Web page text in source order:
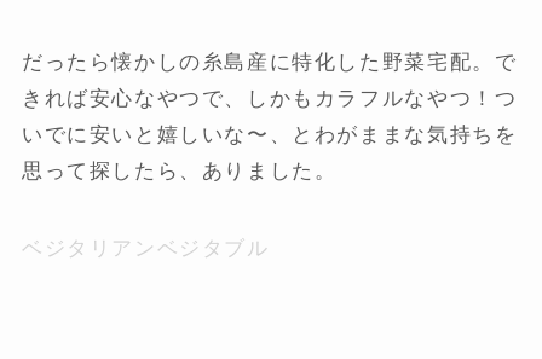
だったら懐かしの糸島産に特化した野菜宅配。で
きれば安心なやつで、しかもカラフルなやつ！つ
いでに安いと嬉しいな〜、とわがままな気持ちを
思って探したら、ありました。
ベジタリアンベジタブル